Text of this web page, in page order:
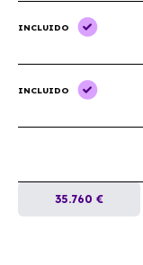
INCLUIDO
INCLUIDO
35.760 €